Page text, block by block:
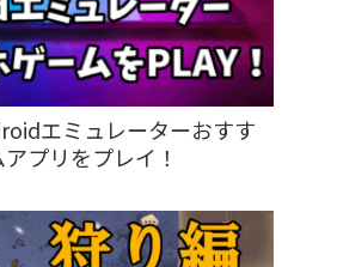
エミュレーターおすす
プリをプレイ！